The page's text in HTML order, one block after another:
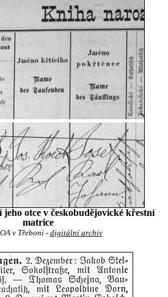
jeho otce v českobudějovické křestní
matrice
v Třeboni - digitální archiv